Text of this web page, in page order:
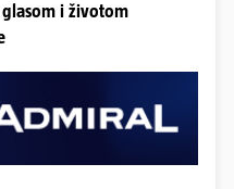
i životom